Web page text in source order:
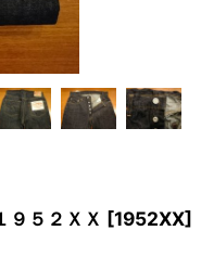
５２ＸＸ [1952XX]